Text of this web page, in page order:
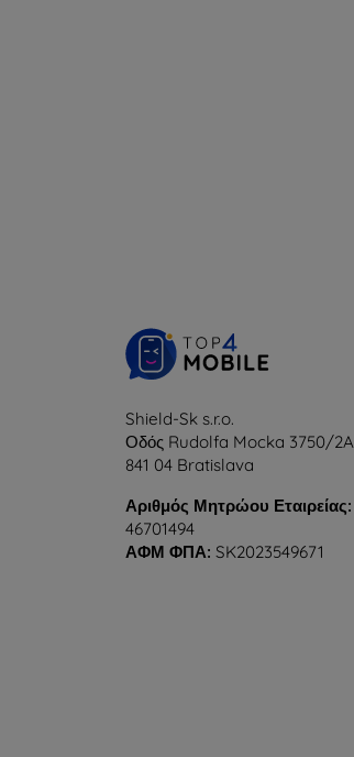
Shield-Sk s.r.o.
Οδός Rudolfa Mocka 3750/2A
841 04 Bratislava
Αριθμός Μητρώου Εταιρείας:
46701494
ΑΦΜ ΦΠΑ: SK2023549671